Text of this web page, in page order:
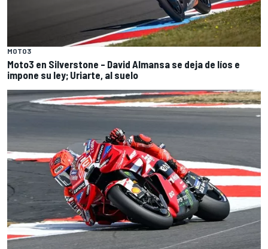
MOTO3
Moto3 en Silverstone – David Almansa se deja de líos e
impone su ley; Uriarte, al suelo